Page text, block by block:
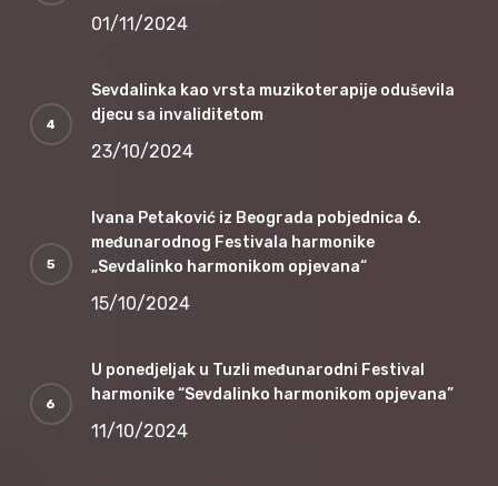
01/11/2024
Sevdalinka kao vrsta muzikoterapije oduševila
djecu sa invaliditetom
23/10/2024
Ivana Petaković iz Beograda pobjednica 6.
međunarodnog Festivala harmonike
„Sevdalinko harmonikom opjevana“
15/10/2024
U ponedjeljak u Tuzli međunarodni Festival
harmonike “Sevdalinko harmonikom opjevana”
11/10/2024